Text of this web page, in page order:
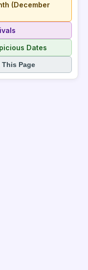
(December
Dates
This Page